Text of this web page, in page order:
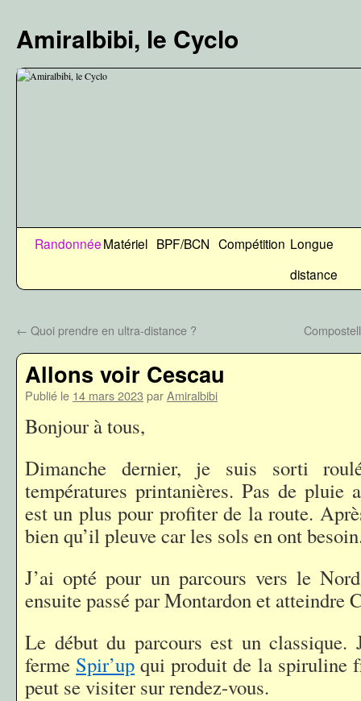
contenu
Amiralbibi, le Cyclo
RandonnéeMatériel BPF/BCN Compétition Longue
distance
← Quoi prendre en ultra-distance ?
Allons voir Cescau
Publié le 14 mars 2023 parAmiralbibi
Bonjour à tous,
Dimanche dernier, je suis sorti
températures printanières. Pas de pluie
est un plus pour profiter de la route.
bien qu’il pleuve car les sols en ont
J’ai opté pour un parcours vers le
ensuite passé par Montardon et atteindre
Le début du parcours est un classique.
ferme Spir’up qui produit de la spiruline
peut se visiter sur rendez-vous.